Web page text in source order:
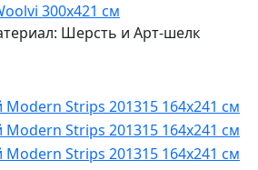
300x421 см
Шерсть и Арт-шелк